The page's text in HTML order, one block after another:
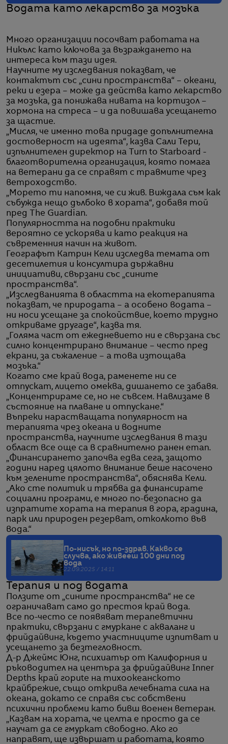
Водата като лекарство за мозъка
Много организации посочват работата на
Никълс като ключова за възраждането на
интереса към тази идея.
Научните му изследвания показват, че
контактът със „сини пространства“ – океани,
реки и езера – може да действа като лекарство
за мозъка, да понижава нивата на кортизол –
хормона на стреса – и да повишава усещането
за щастие.
„Мисля, че именно това придаде допълнителна
достоверност на идеята“, казва Сали Тери,
изпълнителен директор на Turn to Starboard -
благотворителна организация, която помага
на ветерани да се справят с травмите чрез
ветроходство.
„Морето ти напомня, че си жив. Виждала съм как
събужда нещо дълбоко в хората“, добавя той
пред The Guardian.
Популярността на подобни практики
вероятно се ускорява и като реакция на
съвременния начин на живот.
Географът Катрин Кели изследва темата от
десетилетия и консултира държавни
инициативи, свързани със „сините
пространства“.
„Изследванията в областта на екотерапията
показват, че природата – а особено водата –
ни носи усещане за спокойствие, което трудно
откриваме другаде“, казва тя.
„Голяма част от ежедневието ни е свързана със
силно концентрирано внимание – често пред
екрани, за съжаление – а това изтощава
мозъка.“
Когато сме край вода, раменете ни се
отпускат, лицето омеква, дишането се забавя.
„Концентрираме се, но не съвсем. Навлизаме в
състояние на плаване и отпускане.“
Въпреки нарастващата популярност на
терапията чрез океана и водните
пространства, научните изследвания в тази
област все още са в сравнително ранен етап.
„Финансирането започва едва сега, защото
години наред цялото внимание беше насочено
към зелените пространства“, обяснява Кели.
„Ако сте политик и трябва да финансирате
социални програми, е много по-безопасно да
изпратите хората на терапия в гора, градина,
парк или природен резерват, отколкото във
вода.“
По-нисък, но по-здрав. Какво се
случва, ако живееш 100 дни под
вода
22.09.2025 / 14:11
Терапия и под водата
Ползите от „сините пространства“ не се
ограничават само до престоя край вода.
Все по-често се появяват терапевтични
практики, свързани с гмуркане с акваланг и
фрийдайвинг, където участниците изпитват и
усещането за безтегловност.
Д-р Джеймс Юнг, психиатър от Калифорния и
ръководител на центъра за фрийдайвинг Inner
Depths край гориte на тихоокеанското
крайбрежие, също открива лечебната сила на
океана, докато се справя със собствени
психични проблеми като бивш военен ветеран.
„Казвам на хората, че целта е просто да се
научат да се гмуркат свободно. Ако го
направят, ще извършат и работата, която